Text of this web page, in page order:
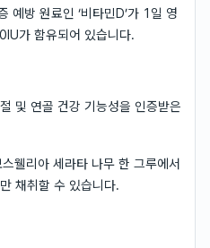
예방 원료인 ‘비타민D’가 1일 영
가 함유되어 있습니다.
및 연골 건강 기능성을 인증받은
웰리아 세라타 나무 한 그루에서
채취할 수 있습니다.